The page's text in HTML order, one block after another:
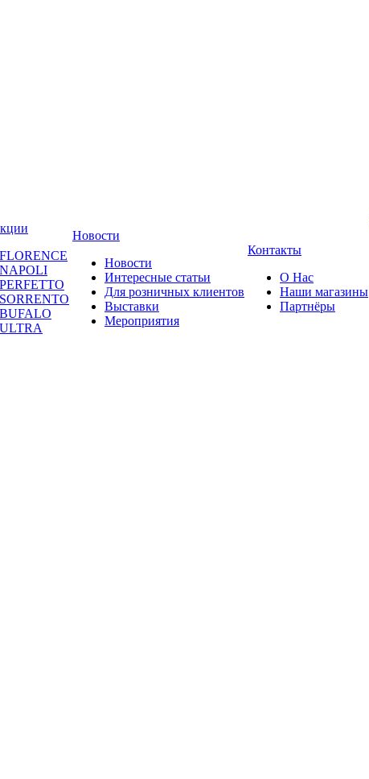
FLORENCE
NAPOLI
PERFETTO
SORRENTO
BUFALO
ULTRA
Новости
Новости
Интересные статьи
Для розничных клиентов
Выставки
Мероприятия
Контакты
О Нас
Наши магазины
Партнёры